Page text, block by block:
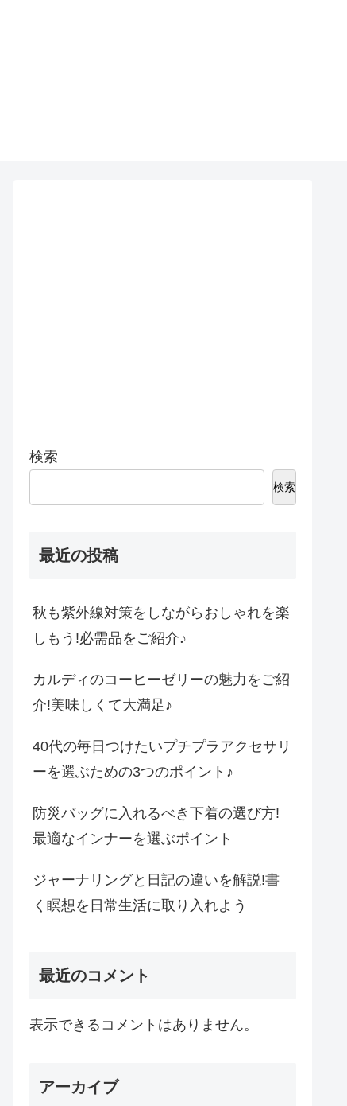
検索
検索
最近の投稿
秋も紫外線対策をしながらおしゃれを楽
しもう!必需品をご紹介♪
カルディのコーヒーゼリーの魅力をご紹
介!美味しくて大満足♪
40代の毎日つけたいプチプラアクセサリ
ーを選ぶための3つのポイント♪
防災バッグに入れるべき下着の選び方!
最適なインナーを選ぶポイント
ジャーナリングと日記の違いを解説!書
く瞑想を日常生活に取り入れよう
最近のコメント
表示できるコメントはありません。
アーカイブ